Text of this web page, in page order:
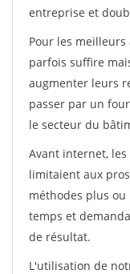
entreprise et
Pour les
parfois suffire
augmenter leurs
passer par un
le secteur du
Avant internet,
limitaient aux
méthodes plus
temps et
de résultat.
L'utilisation de